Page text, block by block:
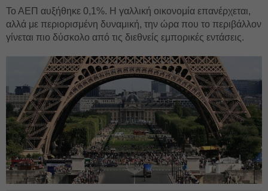
Το ΑΕΠ αυξήθηκε 0,1%. Η γαλλική οικονομία επανέρχεται,
αλλά με περιορισμένη δυναμική, την ώρα που το περιβάλλον
γίνεται πιο δύσκολο από τις διεθνείς εμπορικές εντάσεις.